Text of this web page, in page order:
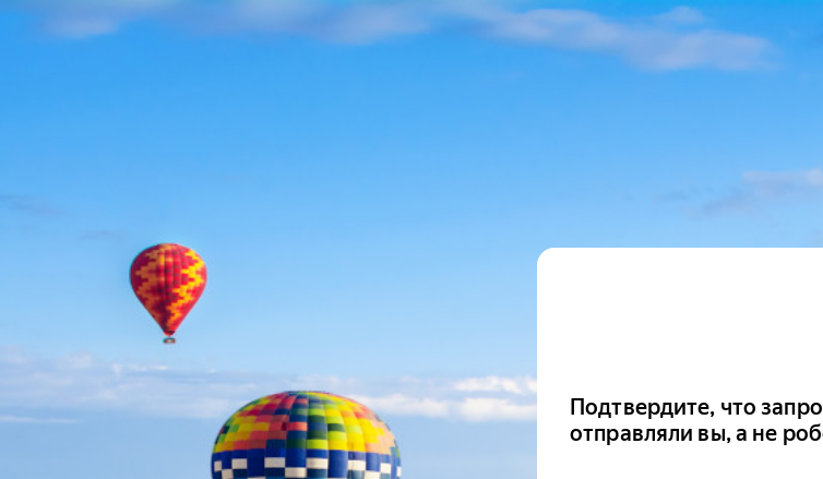
Подтвердите, что
отправляли вы, а не